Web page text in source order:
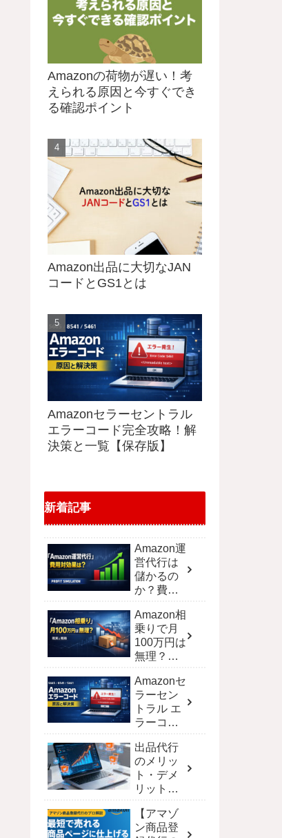
Amazonの荷物が遅い！考
えられる原因と今すぐでき
る確認ポイント
Amazon出品に大切なJAN
コードとGS1とは
Amazonセラーセントラル
エラーコード完全攻略！解
決策と一覧【保存版】
新着記事
Amazon運
営代行は
儲かるの
か？費用
シミュレ
ーション
で徹底解
剖
Amazon相
乗りで月
100万円は
無理？現
する戦略
Amazonセ
ラーセン
トラル エ
ラーコー
略！解決
策と一覧
【保存
版】
出品代行
のメリッ
ト・デメ
リット｜
別の費用
と選び方
【アマゾ
ン商品登